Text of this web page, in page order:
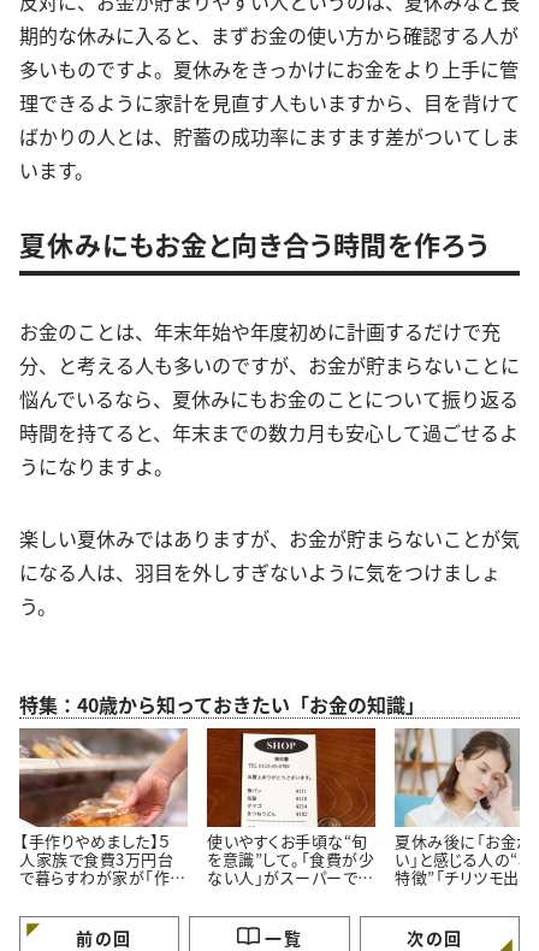
期的な休みに入ると、まずお金の使い方から確認する人が
多いものですよ。夏休みをきっかけにお金をより上手に管
理できるように家計を見直す人もいますから、目を背けて
ばかりの人とは、貯蓄の成功率にますます差がついてしま
います。
夏休みにもお金と向き合う時間を作ろう
お金のことは、年末年始や年度初めに計画するだけで充
分、と考える人も多いのですが、お金が貯まらないことに
悩んでいるなら、夏休みにもお金のことについて振り返る
時間を持てると、年末までの数カ月も安心して過ごせるよ
うになりますよ。
楽しい夏休みではありますが、お金が貯まらないことが気
になる人は、羽目を外しすぎないように気をつけましょ
う。
特集：40歳から知っておきたい「お金の知識」
【手作りやめました】５
人家族で食費3万円台
で暮らすわが家が「作ら
3つ」
使いやすくお手頃な“旬
を意識”して。「食費が少
ない人」がスーパーでよ
夏休み後に「お金が
い」と感じる人の“3
特徴”「チリツモ出
前の回 一覧 次の回